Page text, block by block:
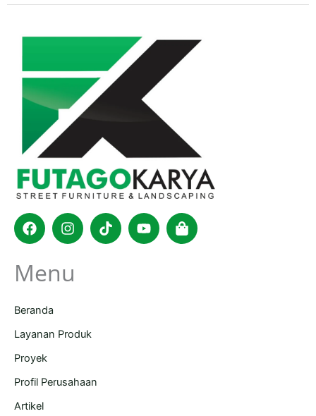
FacebookInstagram
TiktokYoutubeShopping-
bag
Menu
Beranda
Layanan Produk
Proyek
Profil Perusahaan
Artikel